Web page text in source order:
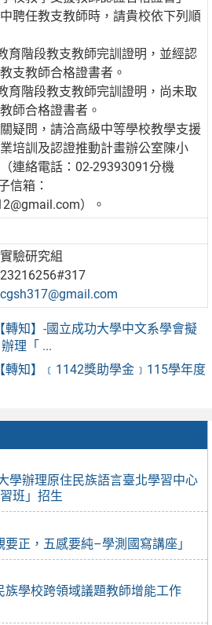
學辦理原住民族語言臺北學習中心
班」招生
正，五感要純–學測國寫講座」
族學校跨領域議題教師增能工作
聘任教支教師時，請貴校依下列順
育階段教支教師完訓證明，並經認
支教師合格證書者。
育階段教支教師完訓證明，尚未取
師合格證書者。
疑問，請洽高級中等學校教學支援
培訓及認證推動計畫辦公室陳小
連絡電話：02-29393091分機
信箱：
）。
實驗研究組
23216256#317
cgsh317@gmail.com
【轉知】-國立成功大學中文系學會擬
理「 ...
【轉知】﹝1142獎助學金﹞115學年度